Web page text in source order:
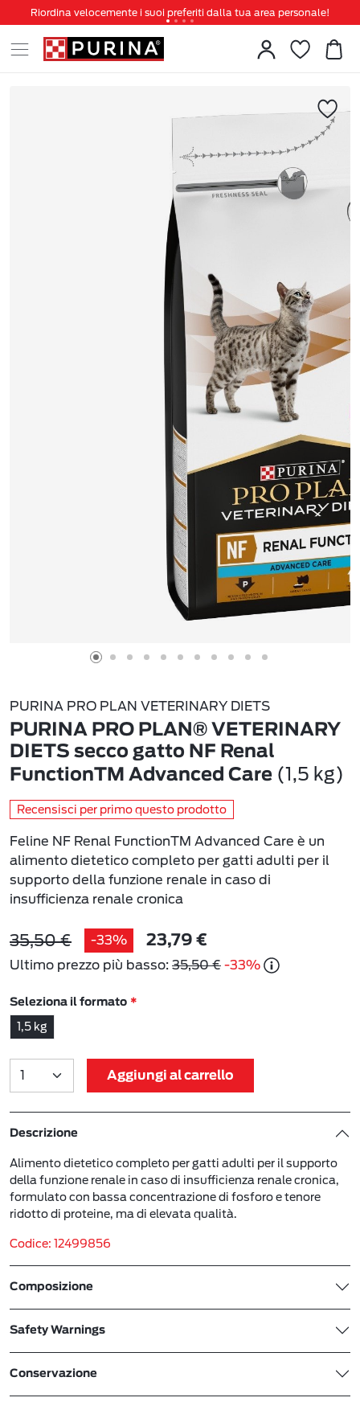
Riordina velocemente i suoi preferiti dalla tua area personale!
Tanti sconti e novità ti aspettano, non perderteli!
Spedizione gratuita a partire da 49 €
PURINA PRO PLAN VETERINARY DIETS
PURINA PRO PLAN® VETERINARY
DIETS secco gatto NF Renal
FunctionTM Advanced Care (1,5 kg)
Recensisci per primo questo prodotto
Feline NF Renal FunctionTM Advanced Care è un
alimento dietetico completo per gatti adulti per il
supporto della funzione renale in caso di
insufficienza renale cronica
35,50 € -33% 23,79 €
Ultimo prezzo più basso: 35,50 € -33%
Seleziona il formato
1,5 kg
Aggiungi al carrello
Descrizione
Alimento dietetico completo per gatti adulti per il supporto
della funzione renale in caso di insufficienza renale cronica,
formulato con bassa concentrazione di fosforo e tenore
ridotto di proteine, ma di elevata qualità.
Codice: 12499856
Composizione
Safety Warnings
Conservazione